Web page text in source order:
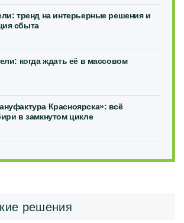
тренд на интерьерные решения и
сбыта
когда ждать её в массовом
Красноярска»: всё
в замкнутом цикле
решения